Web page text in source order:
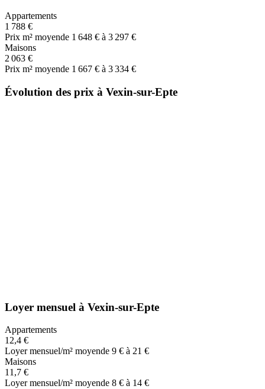
Appartements
1 788 €
Prix m² moyende 1 648 € à 3 297 €
Maisons
2 063 €
Prix m² moyende 1 667 € à 3 334 €
Évolution des prix à Vexin-sur-Epte
Loyer mensuel à Vexin-sur-Epte
Appartements
12,4 €
Loyer mensuel/m² moyende 9 € à 21 €
Maisons
11,7 €
Loyer mensuel/m² moyende 8 € à 14 €